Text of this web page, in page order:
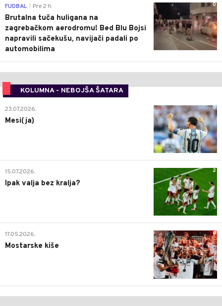
0
FUDBAL Pre 2 h
Brutalna tuča huligana na
zagrebačkom aerodromu! Bed Blu Bojsi
napravili sačekušu, navijači padali po
automobilima
KOLUMNA - NEBOJŠA ŠATARA
0
23.07.2026.
Mesi(ja)
2
15.07.2026.
Ipak valja bez kralja?
0
17.05.2026.
Mostarske kiše